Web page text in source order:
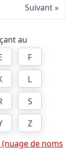
Suivant
au
F
L
S
Z
de noms